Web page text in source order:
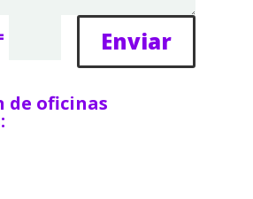
Enviar
de oficinas